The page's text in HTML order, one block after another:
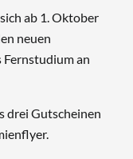
ab 1. Oktober
neuen
Fernstudium an
drei Gutscheinen